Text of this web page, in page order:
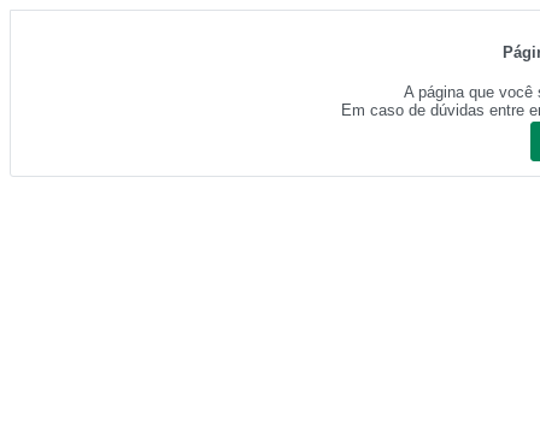
A página que você
Em caso de dúvidas entre